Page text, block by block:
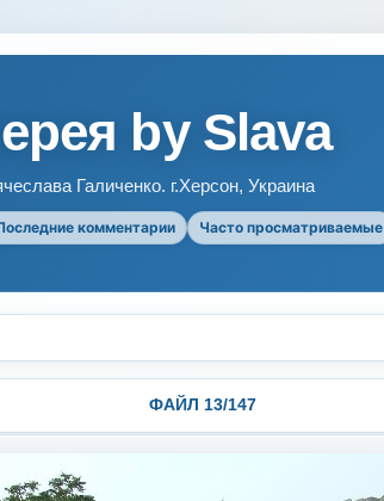
by Slava
Галиченко. г.Херсон, Украина
комментарии Часто просматриваемые
ФАЙЛ 13/147